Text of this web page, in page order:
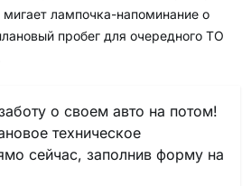
мигает лампочка-напоминание о
пробег для очередного ТО
о своем авто на потом!
техническое
сейчас, заполнив форму на